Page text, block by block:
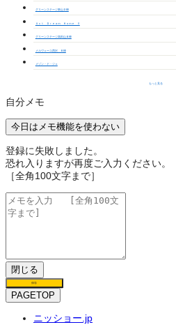
グリーンステージ東山Ｄ棟
Ａｃｔ Ｄｒｅａｍ Ｈｏｍｅ Ⅱ
グリーンステージ高田山Ｂ棟
メルヴェーユ西沢 Ｂ棟
メゾン・ド・ジェ
もっと見る
自分メモ
今日はメモ機能を使わない
登録に失敗しました。
恐れ入りますが再度ご入力ください。
［全角100文字まで］
閉じる
保存
PAGETOP
ニッショー.jp